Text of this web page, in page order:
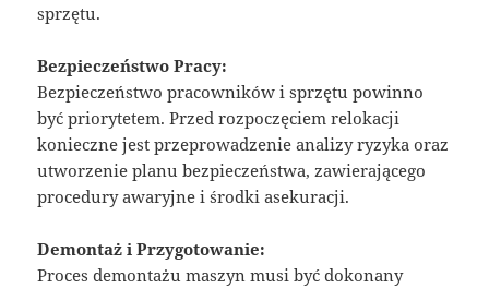
sprzętu.
Bezpieczeństwo Pracy:
Bezpieczeństwo pracowników i sprzętu powinno
być priorytetem. Przed rozpoczęciem relokacji
konieczne jest przeprowadzenie analizy ryzyka oraz
utworzenie planu bezpieczeństwa, zawierającego
procedury awaryjne i środki asekuracji.
Demontaż i Przygotowanie:
Proces demontażu maszyn musi być dokonany